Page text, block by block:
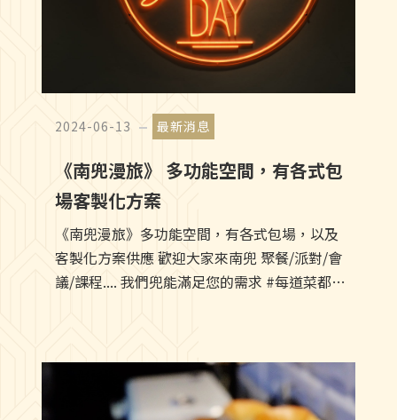
2024-06-13 最新消息
《南兜漫旅》 多功能空間，有各式包
場客製化方案
《南兜漫旅》多功能空間，有各式包場，以及
客製化方案供應 歡迎大家來南兜 聚餐/派對/會
議/課程.... 我們兜能滿足您的需求 #每道菜都是
2253388 / 02-23882808